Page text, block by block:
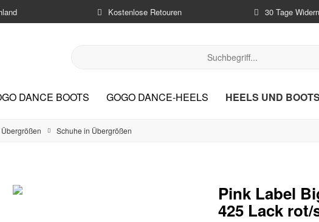
Kostenlose Retouren 30 Tage
DANCE BOOTS GOGO DANCE-HEELS HEELS UND
Schuhe in Übergrößen
Pink Label
425 Lack